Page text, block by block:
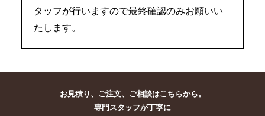
タッフが行いますので最終確認のみお願いい
たします。
お見積り、ご注文、ご相談はこちらから。
専門スタッフが丁寧に